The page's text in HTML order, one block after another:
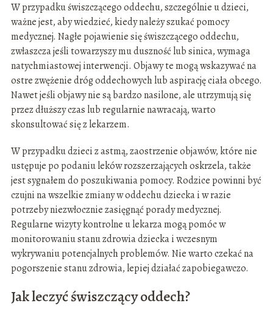
W przypadku świszczącego oddechu, szczególnie u dzieci,
ważne jest, aby wiedzieć, kiedy należy szukać pomocy
medycznej. Nagłe pojawienie się świszczącego oddechu,
zwłaszcza jeśli towarzyszy mu duszność lub sinica, wymaga
natychmiastowej interwencji. Objawy te mogą wskazywać na
ostre zwężenie dróg oddechowych lub aspirację ciała obcego.
Nawet jeśli objawy nie są bardzo nasilone, ale utrzymują się
przez dłuższy czas lub regularnie nawracają, warto
skonsultować się z lekarzem.
W przypadku dzieci z astmą, zaostrzenie objawów, które nie
ustępuje po podaniu leków rozszerzających oskrzela, także
jest sygnałem do poszukiwania pomocy. Rodzice powinni być
czujni na wszelkie zmiany w oddechu dziecka i w razie
potrzeby niezwłocznie zasięgnąć porady medycznej.
Regularne wizyty kontrolne u lekarza mogą pomóc w
monitorowaniu stanu zdrowia dziecka i wczesnym
wykrywaniu potencjalnych problemów. Nie warto czekać na
pogorszenie stanu zdrowia, lepiej działać zapobiegawczo.
Jak leczyć świszczący oddech?